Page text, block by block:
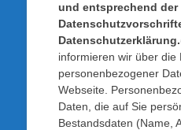
und entsprechend der
Datenschutzerklärung.
informieren wir über die
personenbezogener
Webseite.
Daten, die auf Sie
Bestandsdaten (Name,